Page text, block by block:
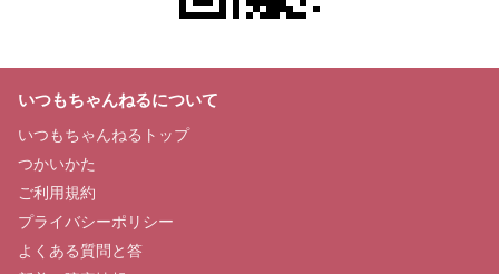
いつもちゃんねるについて
いつもちゃんねるトップ
つかいかた
ご利用規約
プライバシーポリシー
よくある質問と答